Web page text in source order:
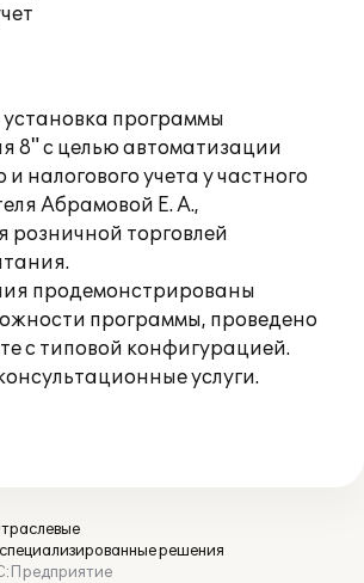
программы
8" с целью автоматизации
и налогового учета у частного
Абрамовой Е. А.,
торговлей
продемонстрированы
программы, проведено
с типовой конфигурацией.
услуги.
решения